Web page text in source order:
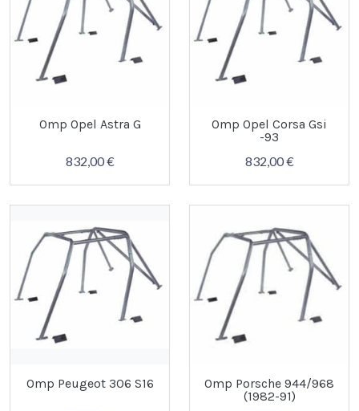
Omp Opel Astra G
832,00 €
Omp Opel Corsa Gsi
-93
832,00 €
Omp Peugeot 306 S16
Omp Porsche 944/968
(1982-91)